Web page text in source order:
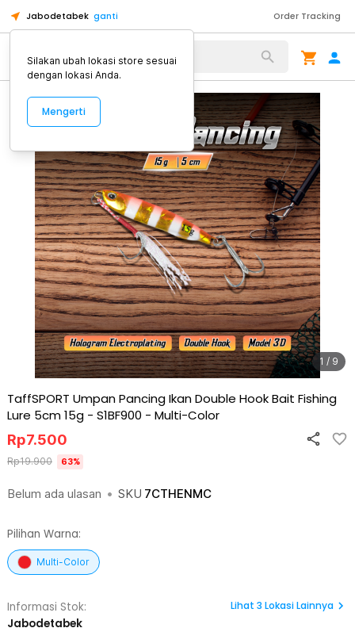
Jabodetabek ganti Order Tracking
Alat Kopi
1 / 9
TaffSPORT Umpan Pancing Ikan Double Hook Bait Fishing
Lure 5cm 15g - S1BF900 - Multi-Color
Belum ada ulasan • SKU 7CTHENMC
Rp7.500
Rp19.900 63%
Pilihan Warna:
Multi-Color
Informasi Stok:
Jabodetabek
Lihat 3 Lokasi Lainnya
Silakan ubah lokasi store sesuai
dengan lokasi Anda.
Mengerti